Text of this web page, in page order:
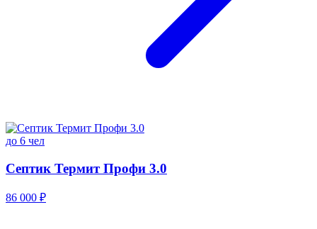
до 6 чел
Септик Термит Профи 3.0
86 000 ₽